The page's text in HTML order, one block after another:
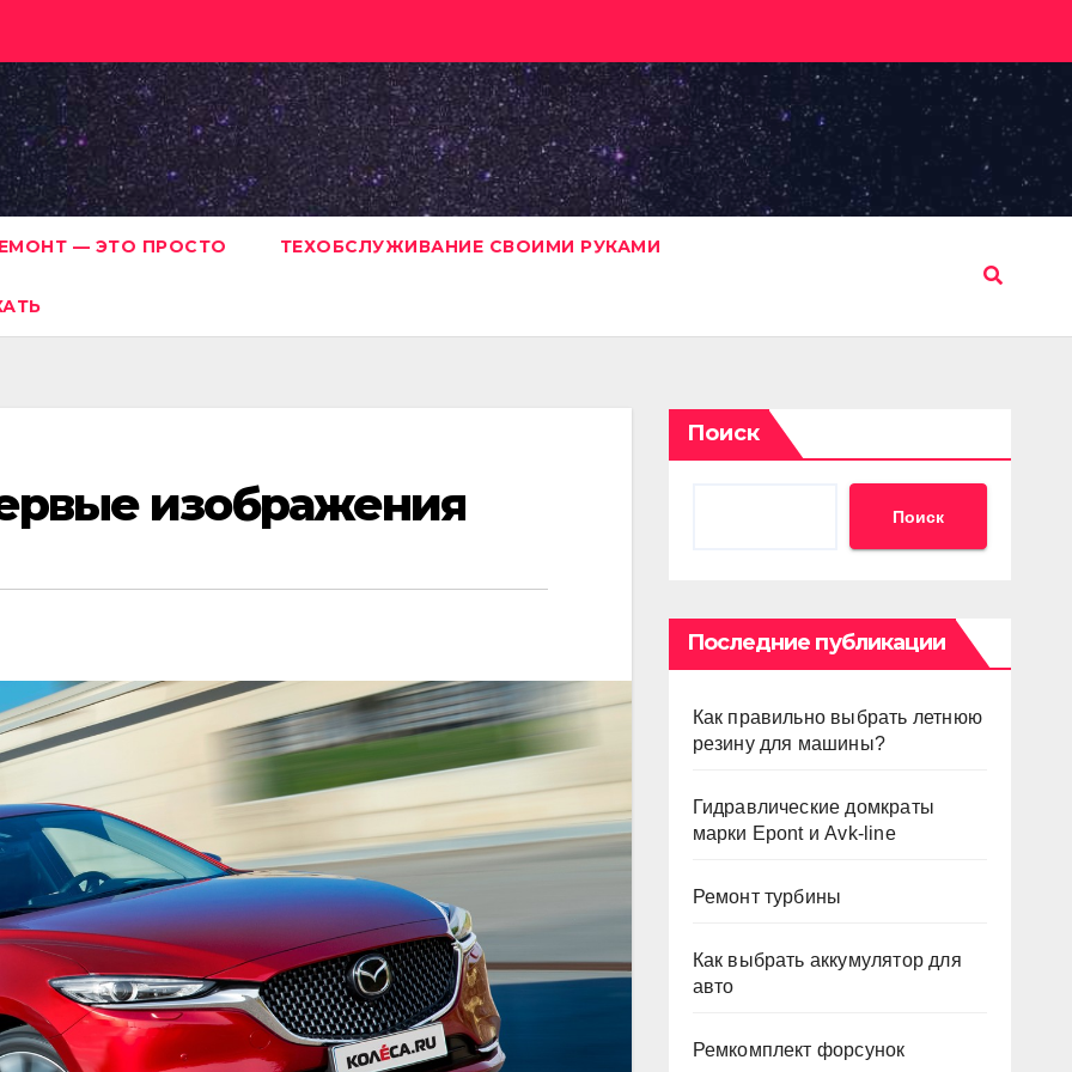
— ЭТО ПРОСТО ТЕХОБСЛУЖИВАНИЕ СВОИМИ РУКАМИ
изображения
Поиск
Поиск
Последние публикации
Как правильно выбрать летнюю
резину для машины?
Гидравлические домкраты
марки Epont и Avk-line
Ремонт турбины
Как выбрать аккумулятор для
авто
Ремкомплект форсунок